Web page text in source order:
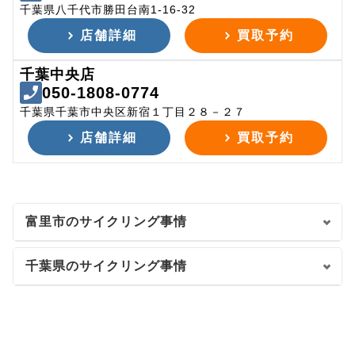
千葉県八千代市勝田台南1-16-32
店舗詳細 買取予約
千葉中央店
050-1808-0774
千葉県千葉市中央区新宿１丁目２８－２７
店舗詳細 買取予約
富里市のサイクリング事情
千葉県のサイクリング事情